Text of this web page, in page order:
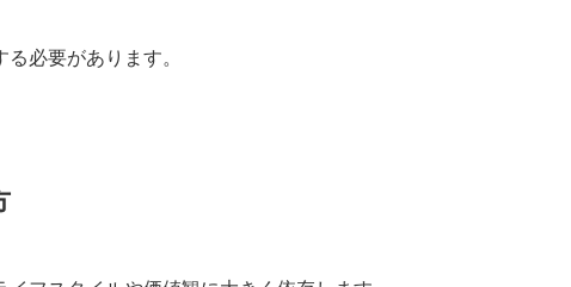
必要があります。